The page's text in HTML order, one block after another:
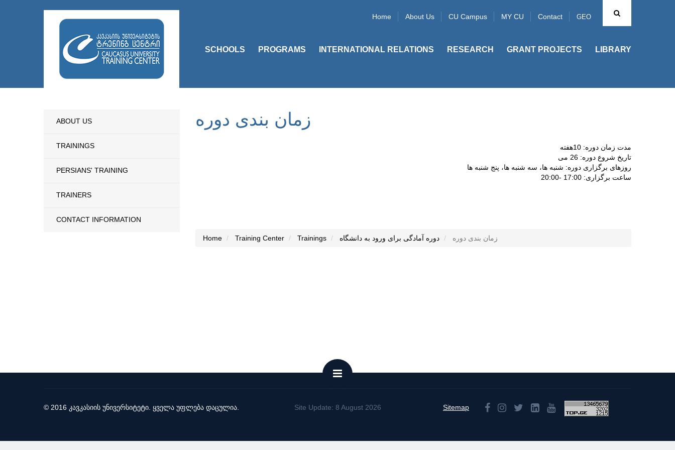
GEO
Home About Us CU Campus MY CU Contact
SCHOOLS PROGRAMS INTERNATIONAL RELATIONS RESEARCH GRANT PROJECTS LIBRARY
ABOUT US
TRAININGS
PERSIANS' TRAINING
TRAINERS
CONTACT INFORMATION
زمان بندی دوره
مدت زمان دوره: 10هفته
تاریخ شروع دوره: 26 می
روزهای برگزاری دوره: شنبه ها، سه شنبه ها، پنج شنبه ها
ساعت برگزاری: 17:00 -20:00
Home Training Center Trainings دوره آمادگی برای ورود به دانشگاه زمان بندی دوره
Sitemap
Site Update: 8 August 2026
© 2016 კავკასიის უნივერსიტეტი. ყველა უფლება დაცულია.